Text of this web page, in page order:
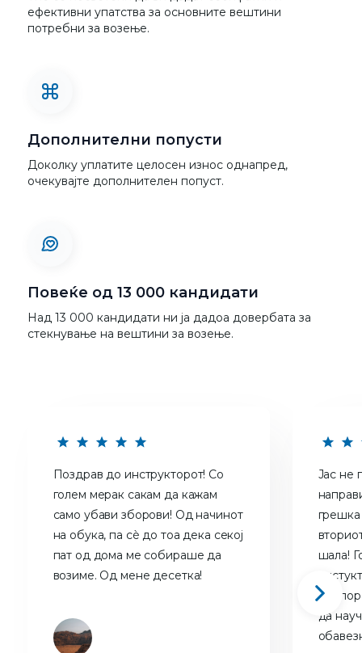
ефективни упатства за основните вештини
потребни за возење.
Дополнителни попусти
Доколку уплатите целосен износ однапред,
очекувајте дополнителен попуст.
Повеќе од 13 000 кандидати
Над 13 000 кандидати ни ја дадоа довербата за
стекнување на вештини за возење.
Поздрав до инструкторот! Со
голем мерак сакам да кажам
само убави зборови! Од начинот
на обука, па сѐ до тоа дека секој
пат од дома ме собираше да
возиме. Од мене десетка!
Јас не
шала!
да